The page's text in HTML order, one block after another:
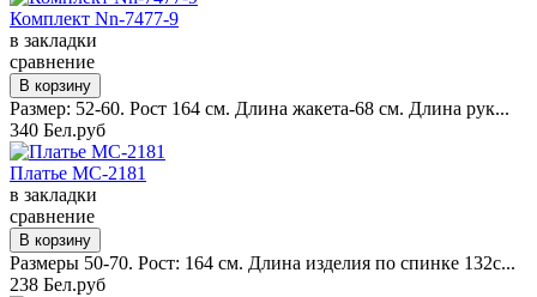
Комплект Nn-7477-9
в закладки
сравнение
Размер: 52-60. Рост 164 см. Длина жакета-68 см. Длина рук...
340 Бел.руб
Платье MC-2181
в закладки
сравнение
Размеры 50-70. Рост: 164 см. Длина изделия по спинке 132с...
238 Бел.руб